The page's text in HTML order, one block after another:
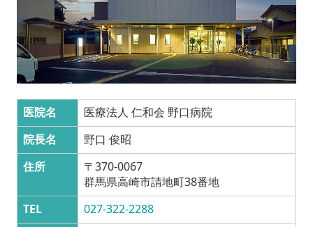
医院名
医療法人 仁和会 野口病院
院長名
野口 俊昭
住所
〒370-0067
群馬県高崎市請地町38番地
TEL
027-322-2288